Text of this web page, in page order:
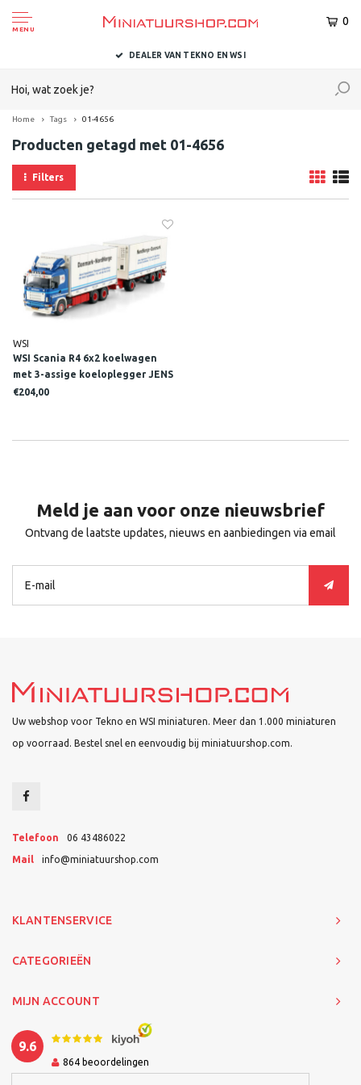
MENU
0
DEALER VAN TEKNO EN WSI
Home Tags 01-4656
Producten getagd met 01-4656
Filters
WSI
WSI Scania R4 6x2 koelwagen
met 3-assige koeloplegger JENS
INGVARDSEN
€204,00
Meld je aan voor onze nieuwsbrief
Ontvang de laatste updates, nieuws en aanbiedingen via email
Uw webshop voor Tekno en WSI miniaturen. Meer dan 1.000 miniaturen
op voorraad. Bestel snel en eenvoudig bij miniatuurshop.com.
Telefoon 06 43486022
Mail info@miniatuurshop.com
KLANTENSERVICE
CATEGORIEËN
MIJN ACCOUNT
9.6
864 beoordelingen